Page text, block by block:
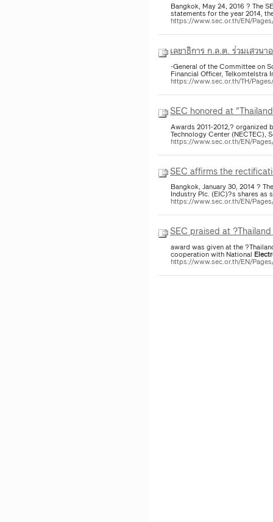
Bangkok, May 24, 2016 ? The
statements for the year 2014,
https://www.sec.or.th/EN/
เลขาธิการ ก.ล.ต. ร่วมเสวน
-General of the Committee on
Financial Officer, Telkomtelstra
https://www.sec.or.th/TH/
SEC honored at
Awards 2011-2012,?
Technology Center (NECTEC),
https://www.sec.or.th/EN/
SEC affirms the
Bangkok, January 30, 2014 ?
Industry Plc. (EIC)?s shares as
https://www.sec.or.th/EN/
SEC praised at
award was given at the
cooperation with National
https://www.sec.or.th/EN/